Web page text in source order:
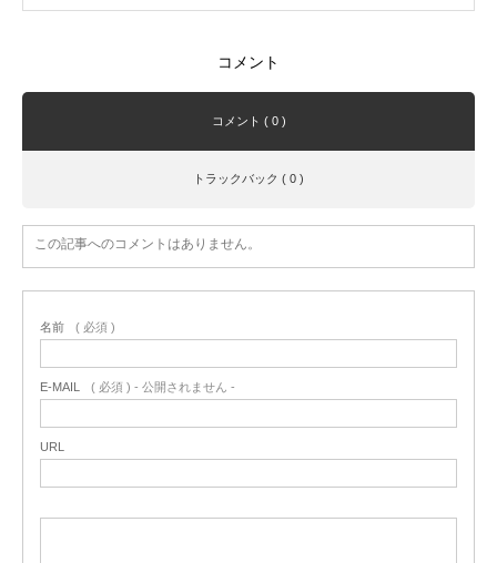
コメント
コメント ( 0 )
トラックバック ( 0 )
この記事へのコメントはありません。
名前 ( 必須 )
E-MAIL ( 必須 ) - 公開されません -
URL